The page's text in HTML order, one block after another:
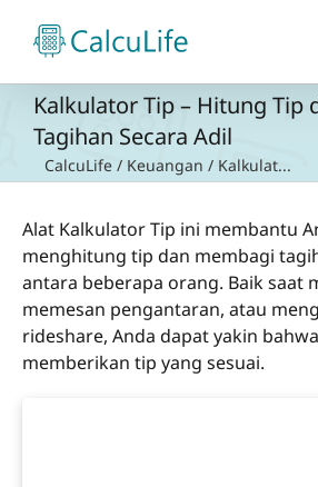
content
Kalkulator Tip – Hitung Tip
Tagihan Secara Adil
CalcuLife / Keuangan / Kalkulat...
Alat Kalkulator Tip ini membantu
menghitung tip dan membagi
antara beberapa orang. Baik saat
memesan pengantaran, atau
rideshare, Anda dapat yakin
memberikan tip yang sesuai.